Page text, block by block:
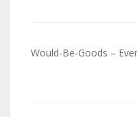
Navigation
Would-Be-Goods –